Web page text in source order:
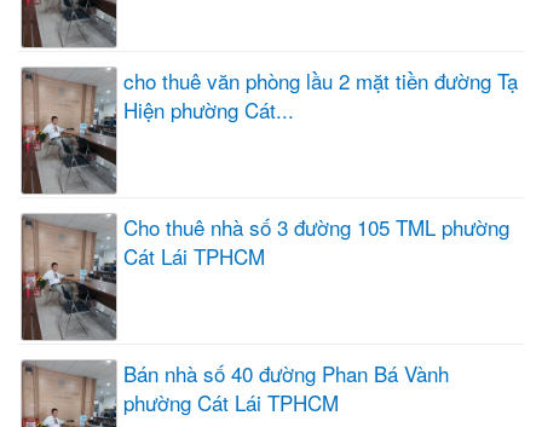
cho thuê văn phòng lầu 2 mặt tiền đường Tạ
Hiện phường Cát...
Cho thuê nhà số 3 đường 105 TML phường
Cát Lái TPHCM
Bán nhà số 40 đường Phan Bá Vành
phường Cát Lái TPHCM